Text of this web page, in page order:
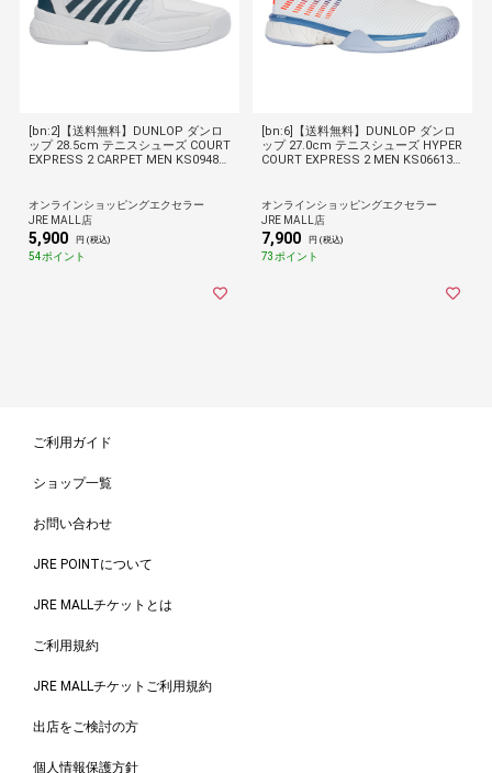
[bn:2]【送料無料】DUNLOP ダンロ
ップ 28.5cm テニスシューズ COURT
EXPRESS 2 CARPET MEN KS09488
オンラインショッピングエクセラー
JRE MALL店
5,900 円 (税込)
54ポイント
[bn:6]【送料無料】DUNLOP ダンロ
ップ 27.0cm テニスシューズ HYPER
COURT EXPRESS 2 MEN KS066131
オンラインショッピングエクセラー
JRE MALL店
7,900 円 (税込)
73ポイント
ご利用ガイド
ショップ一覧
お問い合わせ
JRE POINTについて
JRE MALLチケットとは
ご利用規約
JRE MALLチケットご利用規約
出店をご検討の方
個人情報保護方針